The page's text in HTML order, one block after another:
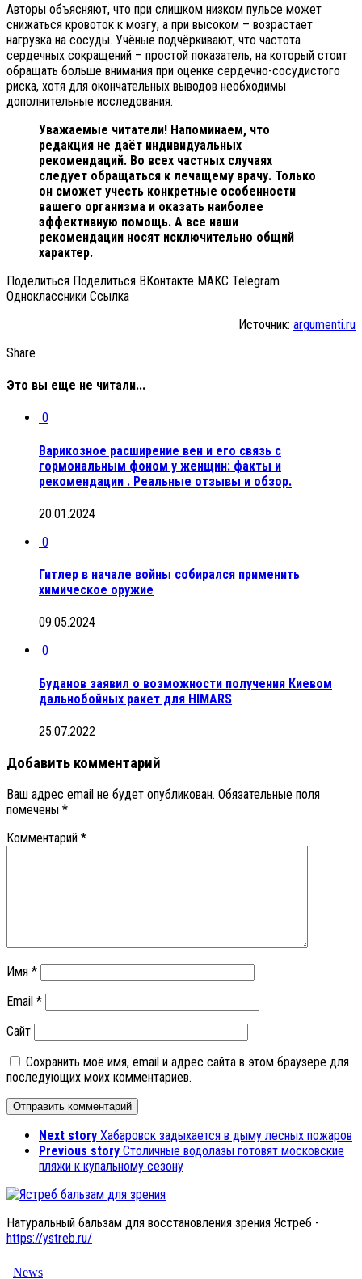
Авторы объясняют, что при слишком низком пульсе может
снижаться кровоток к мозгу, а при высоком – возрастает
нагрузка на сосуды. Учёные подчёркивают, что частота
сердечных сокращений – простой показатель, на который стоит
обращать больше внимания при оценке сердечно-сосудистого
риска, хотя для окончательных выводов необходимы
дополнительные исследования.
Уважаемые читатели! Напоминаем, что
редакция не даёт индивидуальных
рекомендаций. Во всех частных случаях
следует обращаться к лечащему врачу. Только
он сможет учесть конкретные особенности
вашего организма и оказать наиболее
эффективную помощь. А все наши
рекомендации носят исключительно общий
характер.
Поделиться Поделиться ВКонтакте МАКС Telegram
Одноклассники Cсылка
Источник: argumenti.ru
Share
Это вы еще не читали...
0
Варикозное расширение вен и его связь с
гормональным фоном у женщин: факты и
рекомендации . Реальные отзывы и обзор.
20.01.2024
0
Гитлер в начале войны собирался применить
химическое оружие
09.05.2024
0
Буданов заявил о возможности получения Киевом
дальнобойных ракет для HIMARS
25.07.2022
Добавить комментарий
Ваш адрес email не будет опубликован. Обязательные поля
помечены *
Комментарий *
Имя *
Email *
Сайт
Сохранить моё имя, email и адрес сайта в этом браузере для
последующих моих комментариев.
Next story Хабаровск задыхается в дыму лесных пожаров
Previous story Столичные водолазы готовят московские
пляжи к купальному сезону
Натуральный бальзам для восстановления зрения Ястреб -
https://ystreb.ru/